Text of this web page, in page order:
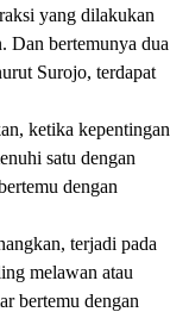
yang dilakukan
Dan bertemunya dua
Surojo, terdapat
ketika kepentingan
satu dengan
dengan
terjadi pada
melawan atau
bertemu dengan